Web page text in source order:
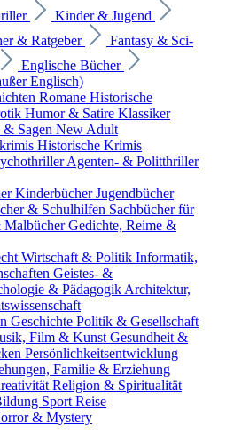
Kinder & Jugend
& Ratgeber
Fantasy & Sci-
Englische Bücher
Englisch)
Romane Historische
Humor & Satire Klassiker
Sagen New Adult
Historische Krimis
Agenten- & Politthriller
KinderbücherJugendbücher
& Schulhilfen Sachbücher für
MalbücherGedichte, Reime &
Wirtschaft & Politik Informatik,
Geistes- &
& Pädagogik Architektur,
Geschichte Politik & Gesellschaft
Film & Kunst Gesundheit &
Persönlichkeitsentwicklung
Familie & Erziehung
Religion & Spiritualität
Sport Reise
& Mystery